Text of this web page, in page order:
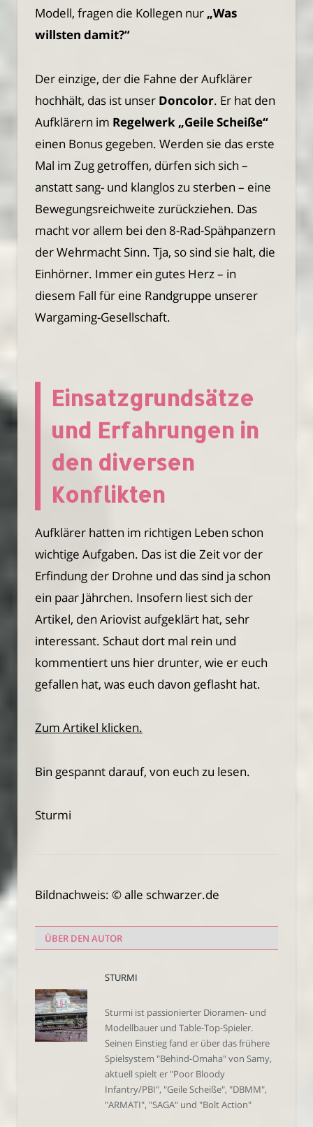
Modell, fragen die Kollegen nur „Was
willsten damit?“
Der einzige, der die Fahne der Aufklärer
hochhält, das ist unser Doncolor. Er hat den
Aufklärern im Regelwerk „Geile Scheiße“
einen Bonus gegeben. Werden sie das erste
Mal im Zug getroffen, dürfen sich sich –
anstatt sang- und klanglos zu sterben – eine
Bewegungsreichweite zurückziehen. Das
macht vor allem bei den 8-Rad-Spähpanzern
der Wehrmacht Sinn. Tja, so sind sie halt, die
Einhörner. Immer ein gutes Herz – in
diesem Fall für eine Randgruppe unserer
Wargaming-Gesellschaft.
Einsatzgrundsätze
und Erfahrungen in
den diversen
Konflikten
Aufklärer hatten im richtigen Leben schon
wichtige Aufgaben. Das ist die Zeit vor der
Erfindung der Drohne und das sind ja schon
ein paar Jährchen. Insofern liest sich der
Artikel, den Ariovist aufgeklärt hat, sehr
interessant. Schaut dort mal rein und
kommentiert uns hier drunter, wie er euch
gefallen hat, was euch davon geflasht hat.
Zum Artikel klicken.
Bin gespannt darauf, von euch zu lesen.
Sturmi
Bildnachweis: © alle schwarzer.de
ÜBER DEN AUTOR
STURMI
Sturmi ist passionierter Dioramen- und
Modellbauer und Table-Top-Spieler.
Seinen Einstieg fand er über das frühere
Spielsystem "Behind-Omaha" von Samy,
aktuell spielt er "Poor Bloody
Infantry/PBI", "Geile Scheiße", "DBMM",
"ARMATI", "SAGA" und "Bolt Action"